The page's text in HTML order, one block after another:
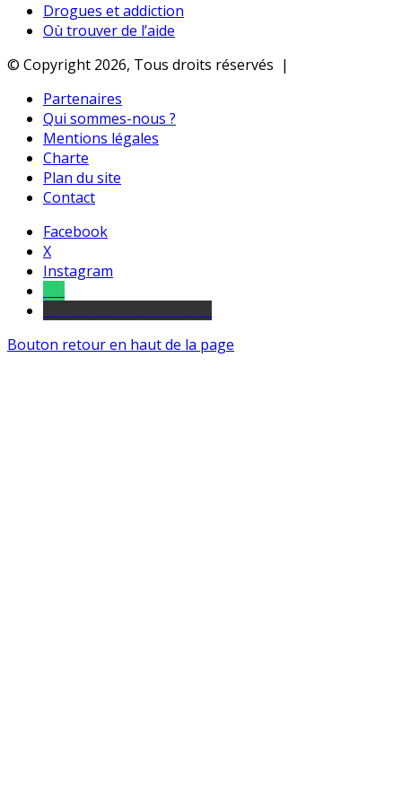
Drogues et addiction
Où trouver de l’aide
© Copyright 2026, Tous droits réservés |
Partenaires
Qui sommes-nous ?
Mentions légales
Charte
Plan du site
Contact
Facebook
X
Instagram
Bouton retour en haut de la page